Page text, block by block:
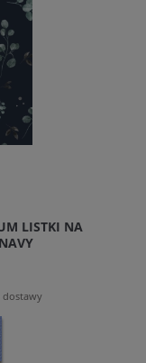
LISTKI NA
dostawy